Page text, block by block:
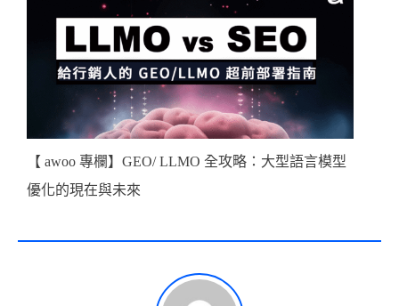
【 awoo 專欄】GEO/ LLMO 全攻略：大型語言模型
優化的現在與未來